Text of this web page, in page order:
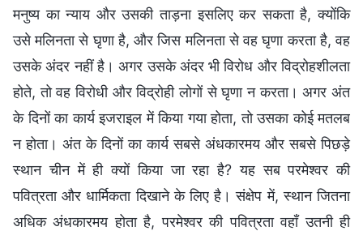
मनुष्य का न्याय और उसकी ताड़ना इसलिए कर सकता है, क्योंकि
उसे मलिनता से घृणा है, और जिस मलिनता से वह घृणा करता है, वह
उसके अंदर नहीं है। अगर उसके अंदर भी विरोध और विद्रोहशीलता
होते, तो वह विरोधी और विद्रोही लोगों से घृणा न करता। अगर अंत
के दिनों का कार्य इजराइल में किया गया होता, तो उसका कोई मतलब
न होता। अंत के दिनों का कार्य सबसे अंधकारमय और सबसे पिछड़े
स्थान चीन में ही क्यों किया जा रहा है? यह सब परमेश्वर की
पवित्रता और धार्मिकता दिखाने के लिए है। संक्षेप में, स्थान जितना
अधिक अंधकारमय होता है, परमेश्वर की पवित्रता वहाँ उतनी ही